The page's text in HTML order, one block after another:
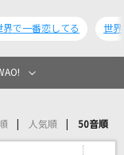
界で一番恋してる 世界
人気順 50音順